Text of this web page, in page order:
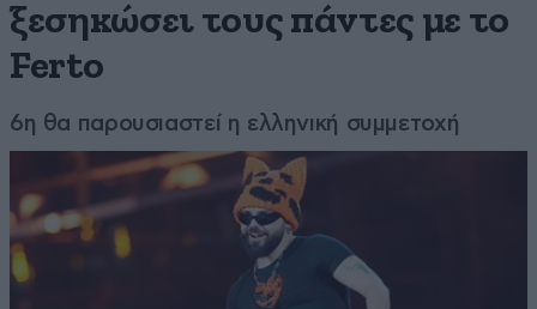
ξεσηκώσει τους πάντες με το
Ferto
6η θα παρουσιαστεί η ελληνική συμμετοχή